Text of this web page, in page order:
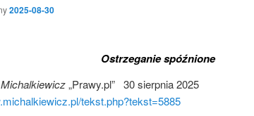
2025-08-30
Ostrzeganie spóźnione
„Prawy.pl” 30 sierpnia 2025
tekst.php?tekst=5885